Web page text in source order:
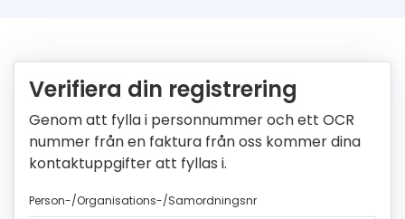
Verifiera din registrering
Genom att fylla i personnummer och ett OCR
nummer från en faktura från oss kommer dina
kontaktuppgifter att fyllas i.
Person-/Organisations-/Samordningsnr